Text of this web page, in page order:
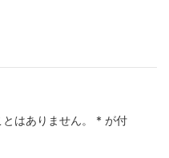
はありません。 * が付